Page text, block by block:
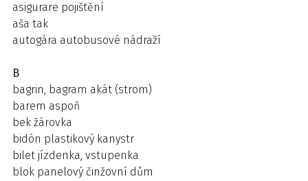
asigurare pojištění
aša tak
autogára autobusové nádraží
B
bagrin, bagram akát (strom)
barem aspoň
bek žárovka
bidón plastikový kanystr
bilet jízdenka, vstupenka
blok panelový činžovní dům